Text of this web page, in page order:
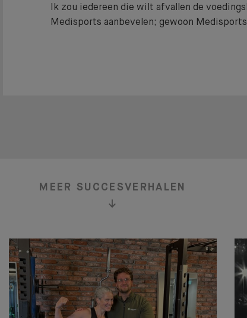
Ik zou iedereen die wilt afvallen de
Medisports aanbevelen; gewoon
MEER SUCCESVERHALEN
DOE